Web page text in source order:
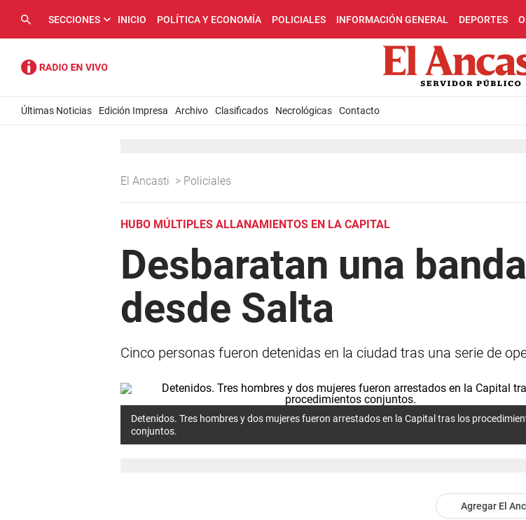
SECCIONES INICIO POLÍTICA Y ECONOMÍA POLICIALES INFORMACIÓN GENERAL DEPORTES
Últimas Noticias Edición Impresa Archivo Clasificados Necrológicas Contacto
El Ancasti > Policiales
HUBO MÚLTIPLES ALLANAMIENTOS EN LA CAPITAL
Desbaratan una
desde Salta
Cinco personas fueron detenidas en la ciudad tras una serie de
Detenidos. Tres hombres y dos mujeres fueron arrestados en la Capital tras los
conjuntos.
Agregar El